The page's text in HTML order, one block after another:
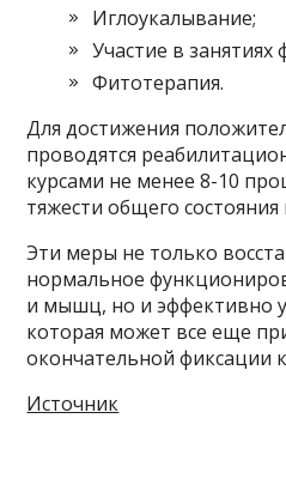
Иглоукалывание;
Участие в занятиях
Фитотерапия.
Для достижения
проводятся
курсами не менее 8-10
тяжести общего
Эти меры не только
нормальное
и мышц, но и эффективно
которая может все еще
окончательной фиксации
Источник